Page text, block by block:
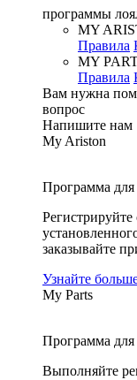
программы
MY
Правила
MY
Правила
Вам нужна
вопрос
Напишите нам
My Ariston
Программа
заказывайте
Узнайте
My Parts
Программа для
Выполняйте